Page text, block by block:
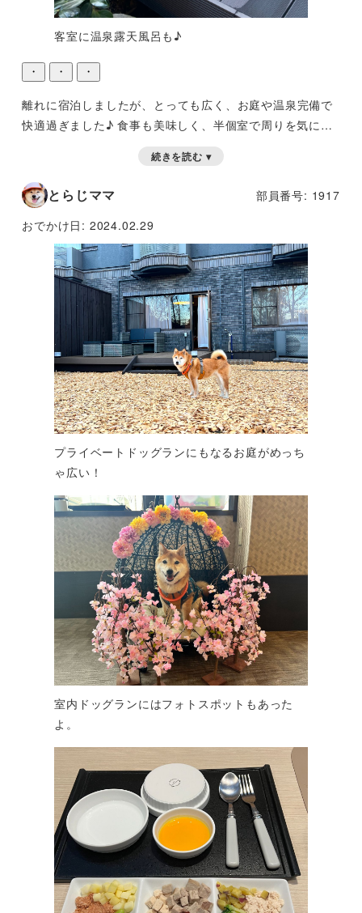
客室に温泉露天風呂も♪
・ ・ ・
離れに宿泊しましたが、とっても広く、お庭や温泉完備で
快適過ぎました♪ 食事も美味しく、半個室で周りを気にせ
で、ずっと外を眺めたりスヤスヤ寝ていて可愛かったです
♪また行きたいʕ•ᴥ•ʔ
続きを読む ▾
とらじママ
部員番号: 1917
おでかけ日: 2024.02.29
プライベートドッグランにもなるお庭がめっち
ゃ広い！
室内ドッグランにはフォトスポットもあった
よ。